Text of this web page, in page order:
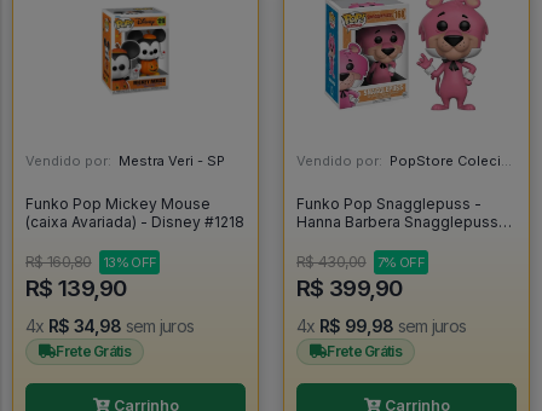
Vendido por: Mestra Veri - SP
Funko Pop Mickey Mouse
(caixa Avariada) - Disney #1218
R$ 160,80 13% OFF
R$ 139,90
4x R$ 34,98 sem juros
Frete Grátis
Carrinho
Vendido por: PopStore Colecionáveis - MG
Funko Pop Snagglepuss -
Hanna Barbera Snagglepuss
R$ 430,00
7% OFF
R$ 399,90
4x R$ 99,98 sem juros
Frete Grátis
Carrinho